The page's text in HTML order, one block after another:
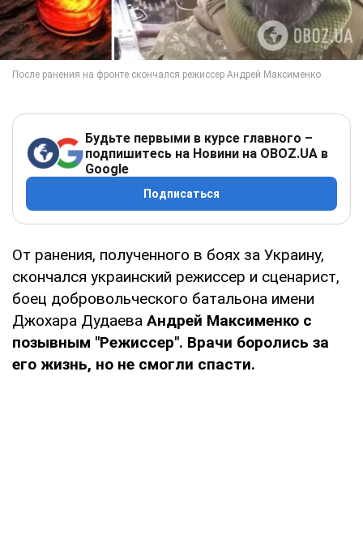
Будьте первыми в курсе главного –
подпишитесь на Новини на OBOZ.UA в
Google
Подписаться
От ранения, полученного в боях за Украину,
скончался украинский режиссер и сценарист,
боец добровольческого батальона имени
Джохара Дудаева Андрей Максименко с
позывным "Режиссер". Врачи боролись за
его жизнь, но не смогли спасти.